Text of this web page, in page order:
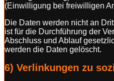
(Einwilligung bei freiwilligen
Die Daten werden nicht an
ist für die Durchführung der
Abschluss und Ablauf
werden die Daten gelöscht.
6) Verlinkungen zu